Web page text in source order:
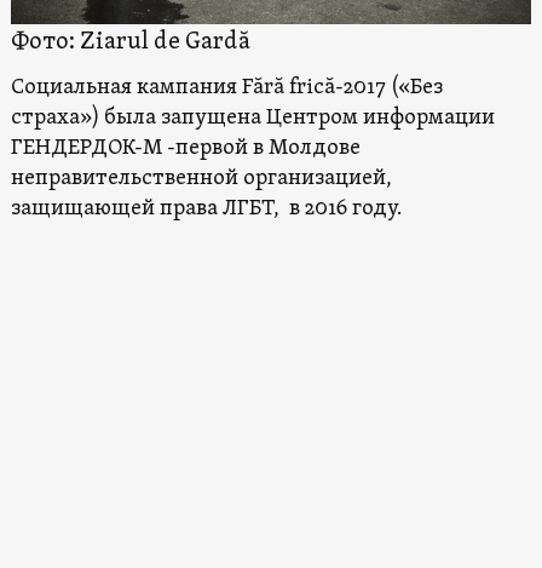
Фото: Ziarul de Gardă
Социальная кампания Fără frică-2017 («Без
страха») была запущена Центром информации
ГЕНДЕРДОК-М -первой в Молдове
неправительственной организацией,
защищающей права ЛГБТ, в 2016 году.